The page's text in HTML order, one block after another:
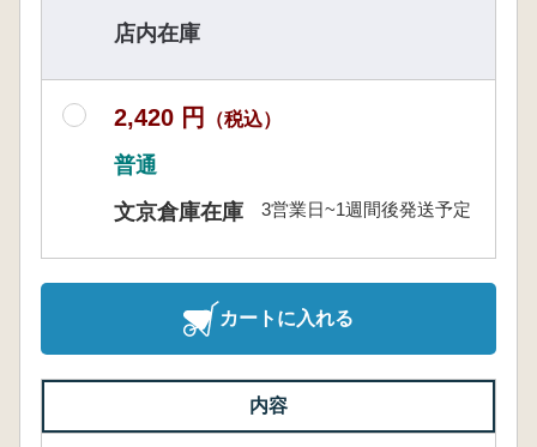
店内在庫
2,420 円 （税込）
普通
文京倉庫在庫
3営業日~1週間後発送予定
カートに入れる
内容